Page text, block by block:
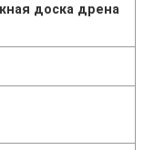
доска дрена